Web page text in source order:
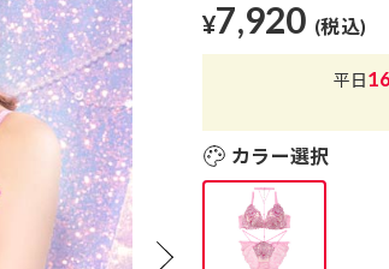
¥7,920 (税込)
平日
カラー選択